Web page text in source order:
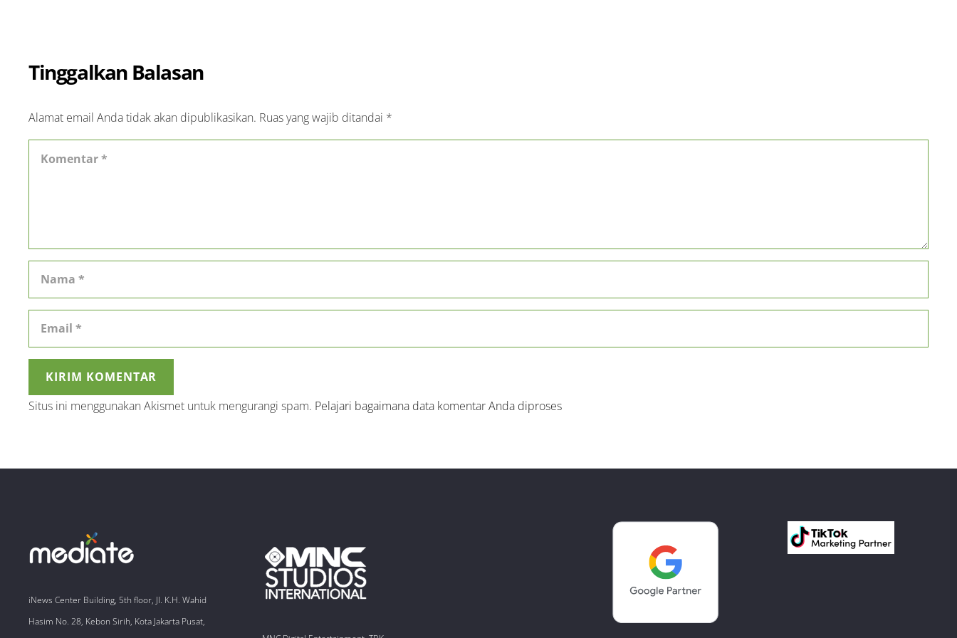
Tinggalkan Balasan
Alamat email Anda tidak akan dipublikasikan. Ruas yang wajib ditandai *
KIRIM KOMENTAR
Situs ini menggunakan Akismet untuk mengurangi spam. Pelajari bagaimana data komentar Anda diproses
iNews Center Building, 5th floor, Jl. K.H. Wahid
Hasim No. 28, Kebon Sirih, Kota Jakarta Pusat,